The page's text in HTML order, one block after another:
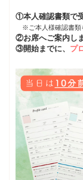
①本人確認書類で
※ご本人様確認書類
②お席へご案内しま
③開始までに、 プ